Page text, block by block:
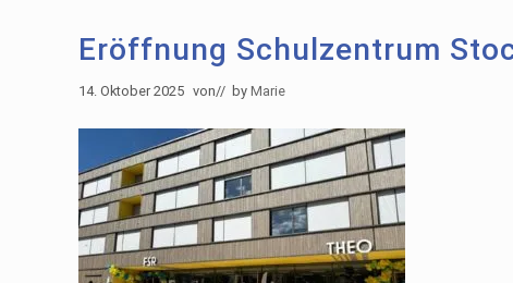
Planen
Green
Eröffnung Schulzentrum
14. Oktober 2025 von// by Marie